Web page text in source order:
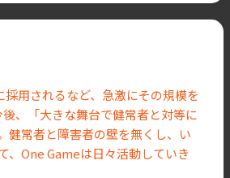
用されるなど、急激にその規模を
、「大きな舞台で健常者と対等に
健常者と障害者の壁を無くし、い
、One Gameは日々活動していき